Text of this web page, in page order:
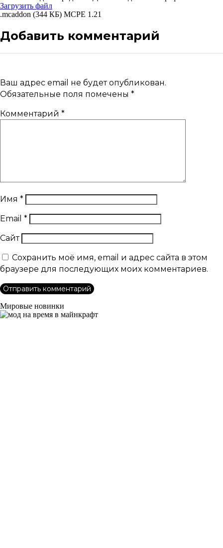
Загрузить файл
.mcaddon (344 КБ) MCPE 1.21
Добавить комментарий
Ваш адрес email не будет опубликован.
Обязательные поля помечены *
Комментарий *
Имя *
Email *
Сайт
Сохранить моё имя, email и адрес сайта в этом
браузере для последующих моих комментариев.
Мировые новинки